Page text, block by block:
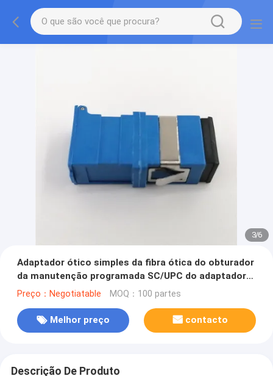
3/6
Adaptador ótico simples da fibra ótica do obturador
da manutenção programada SC/UPC do adaptador
do SC da promoção auto
Preço：Negotiatable MOQ：100 partes
Melhor preço contacto
Descrição De Produto